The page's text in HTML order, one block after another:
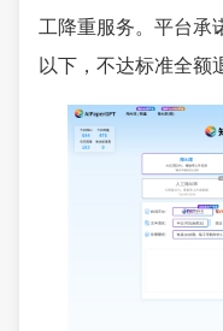
工降重服务。平台承
以下，不达标准全额